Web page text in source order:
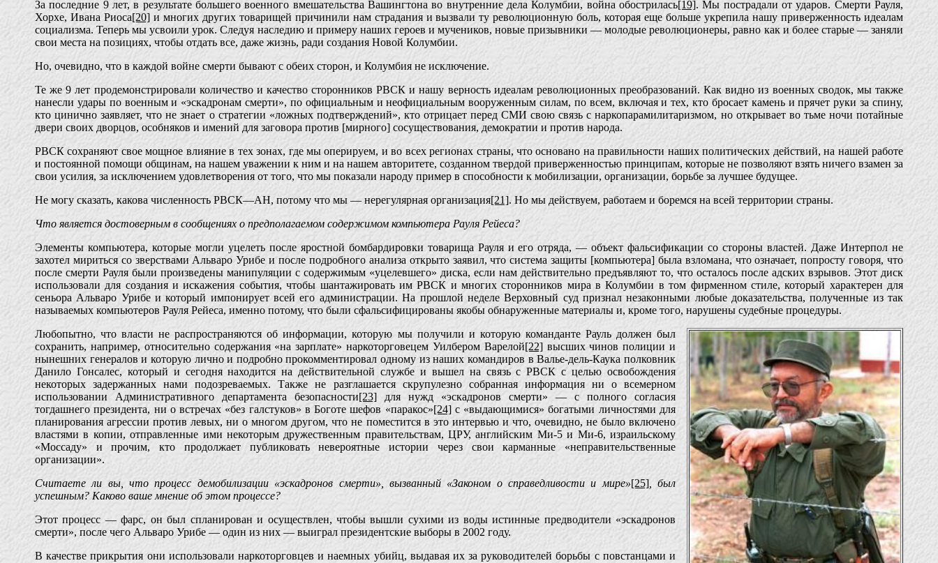
За последние 9 лет, в результате большего военного вмешательства Вашингтона во внутренние дела Колумбии, война обострилась[19]. Мы пострадали от ударов. Смерти Рауля,
Хорхе, Ивана Риоса[20]и многих других товарищей причинили нам страдания и вызвали ту революционную боль, которая еще больше укрепила нашу приверженность идеалам
социализма. Теперь мы усвоили урок. Следуя наследию и примеру наших героев и мучеников, новые призывники — молодые революционеры, равно как и более старые — заняли
свои места на позициях, чтобы отдать все, даже жизнь, ради создания Новой Колумбии.
Но, очевидно, что в каждой войне смерти бывают с обеих сторон, и Колумбия не исключение.
Те же 9 лет продемонстрировали количество и качество сторонников РВСК и нашу верность идеалам революционных преобразований. Как видно из военных сводок, мы также
нанесли удары по военным и «эскадронам смерти», по официальным и неофициальным вооруженным силам, по всем, включая и тех, кто бросает камень и прячет руки за спину,
кто цинично заявляет, что не знает о стратегии «ложных подтверждений», кто отрицает перед СМИ свою связь с наркопарамилитаризмом, но открывает во тьме ночи потайные
двери своих дворцов, особняков и имений для заговора против [мирного] сосуществования, демократии и против народа.
РВСК сохраняют свое мощное влияние в тех зонах, где мы оперируем, и во всех регионах страны, что основано на правильности наших политических действий, на нашей работе
и постоянной помощи общинам, на нашем уважении к ним и на нашем авторитете, созданном твердой приверженностью принципам, которые не позволяют взять ничего взамен за
свои усилия, за исключением удовлетворения от того, что мы показали народу пример в способности к мобилизации, организации, борьбе за лучшее будущее.
Не могу сказать, какова численность РВСК—АН, потому что мы — нерегулярная организация[21]. Но мы действуем, работаем и боремся на всей территории страны.
Что является достоверным в сообщениях о предполагаемом содержимом компьютера Рауля Рейеса?
Элементы компьютера, которые могли уцелеть после яростной бомбардировки товарища Рауля и его отряда, — объект фальсификации со стороны властей. Даже Интерпол не
захотел мириться со зверствами Альваро Урибе и после подробного анализа открыто заявил, что система защиты [компьютера] была взломана, что означает, попросту говоря, что
после смерти Рауля были произведены манипуляции с содержимым «уцелевшего» диска, если нам действительно предъявляют то, что осталось после адских взрывов. Этот диск
использовали для создания и искажения события, чтобы шантажировать им РВСК и многих сторонников мира в Колумбии в том фирменном стиле, который характерен для
сеньора Альваро Урибе и который импонирует всей его администрации. На прошлой неделе Верховный суд признал незаконными любые доказательства, полученные из так
называемых компьютеров Рауля Рейеса, именно потому, что были сфальсифицированы якобы обнаруженные материалы и, кроме того, нарушены судебные процедуры.
Любопытно, что власти не распространяются об информации, которую мы получили и которую команданте Рауль должен был
сохранить, например, относительно содержания «на зарплате» наркоторговецем Уилбером Варелой[22]высших чинов полиции и
нынешних генералов и которую лично и подробно прокомментировал одному из наших командиров в Валье-дель-Каука полковник
Данило Гонсалес, который и сегодня находится на действительной службе и вышел на связь с РВСК с целью освобождения
некоторых задержанных нами подозреваемых. Также не разглашается скрупулезно собранная информация ни о всемерном
использовании Административного департамента безопасности[23] для нужд «эскадронов смерти» — с полного согласия
тогдашнего президента, ни о встречах «без галстуков» в Боготе шефов «паракос»[24]с «выдающимися» богатыми личностями для
планирования агрессии против левых, ни о многом другом, что не поместится в это интервью и что, очевидно, не было включено
властями в копии, отправленные ими некоторым дружественным правительствам, ЦРУ, английским Ми-5 и Ми-6, израильскому
«Моссаду» и прочим, кто продолжает публиковать невероятные истории через свои карманные «неправительственные
организации».
Считаете ли вы, что процесс демобилизации «эскадронов смерти», вызванный «Законом о справедливости и мире»[25], был
успешным? Каково ваше мнение об этом процессе?
Этот процесс — фарс, он был спланирован и осуществлен, чтобы вышли сухими из воды истинные предводители «эскадронов
смерти», после чего Альваро Урибе — один из них — выиграл президентские выборы в 2002 году.
В качестве прикрытия они использовали наркоторговцев и наемных убийц, выдавая их за руководителей борьбы с повстанцами и